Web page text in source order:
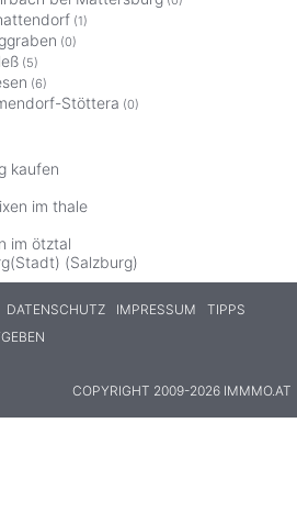
(1)
(0)
(5)
(6)
Stöttera (0)
kaufen
im thale
im ötztal
(Salzburg)
DATENSCHUTZ IMPRESSUM
TIPPS
COPYRIGHT 2009-2026 IMMMO.AT